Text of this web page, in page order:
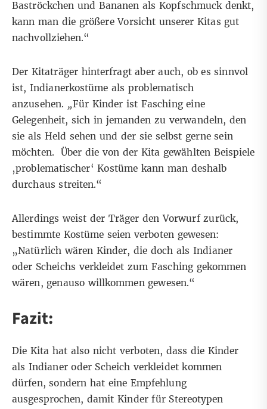
Baströckchen und Bananen als Kopfschmuck denkt,
kann man die größere Vorsicht unserer Kitas gut
nachvollziehen.“
Der Kitaträger hinterfragt aber auch, ob es sinnvol
ist, Indianerkostüme als problematisch
anzusehen. „Für Kinder ist Fasching eine
Gelegenheit, sich in jemanden zu verwandeln, den
sie als Held sehen und der sie selbst gerne sein
möchten. Über die von der Kita gewählten Beispiele
‚problematischer‘ Kostüme kann man deshalb
durchaus streiten.“
Allerdings weist der Träger den Vorwurf zurück,
bestimmte Kostüme seien verboten gewesen:
„Natürlich wären Kinder, die doch als Indianer
oder Scheichs verkleidet zum Fasching gekommen
wären, genauso willkommen gewesen.“
Fazit:
Die Kita hat also nicht verboten, dass die Kinder
als Indianer oder Scheich verkleidet kommen
dürfen, sondern hat eine Empfehlung
ausgesprochen, damit Kinder für Stereotypen